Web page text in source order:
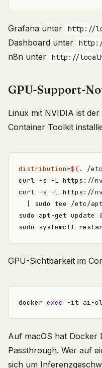
Grafana unter http://
Dashboard unter
n8n unter
http://
GPU-Support-
Linux mit NVIDIA ist
Container Toolkit
distribution=$( . /
curl -s -L https://
curl -s -L https://
sudo apt-get update
GPU-Sichtbarkeit im
docker exec
Auf macOS hat Docker
Passthrough. Wer auf
sich um